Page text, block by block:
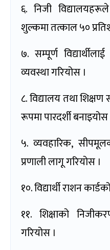
६. निजी
शुल्कमा तत्काल ५०
७. सम्पूर्ण
व्यवस्था गरियोस ।
८. विद्यालय तथा
रूपमा पारदर्शी बनाइयोस
५. व्यवहारिक,
प्रणाली लागू गरियोस ।
१०. विद्यार्थी राशन
११. शिक्षाको
गरियोस ।